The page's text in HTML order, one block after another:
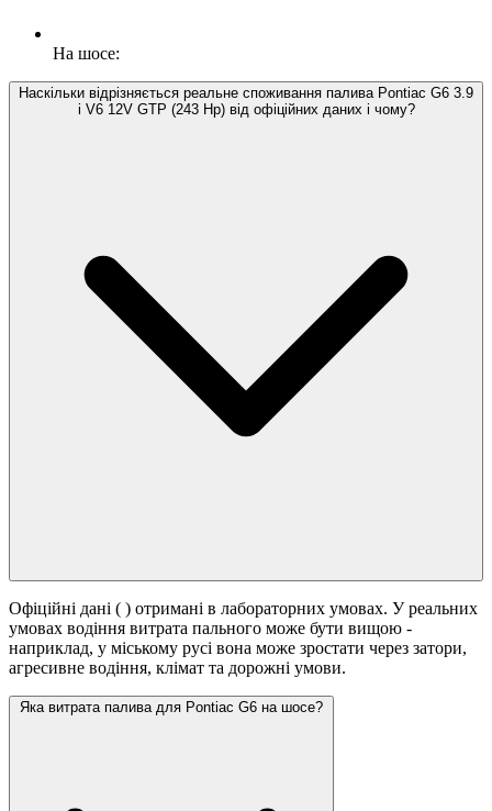
На шосе:
Наскільки відрізняється реальне споживання палива Pontiac G6 3.9
i V6 12V GTP (243 Hp) від офіційних даних і чому?
Офіційні дані ( ) отримані в лабораторних умовах. У реальних
умовах водіння витрата пального може бути вищою -
наприклад, у міському русі вона може зростати через затори,
агресивне водіння, клімат та дорожні умови.
Яка витрата палива для Pontiac G6 на шосе?